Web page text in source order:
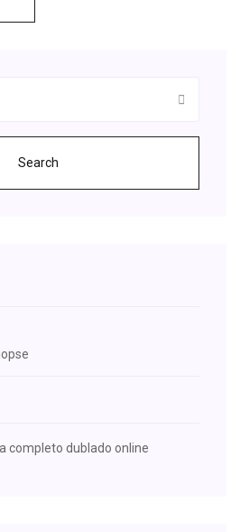
Search
completo dublado online